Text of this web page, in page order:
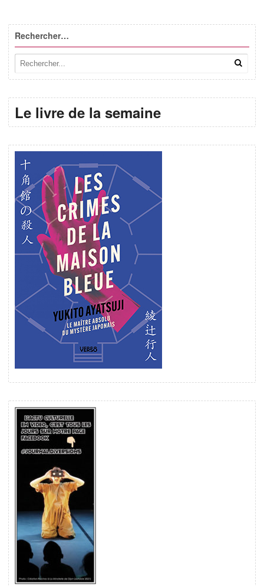
Rechercher…
Le livre de la semaine